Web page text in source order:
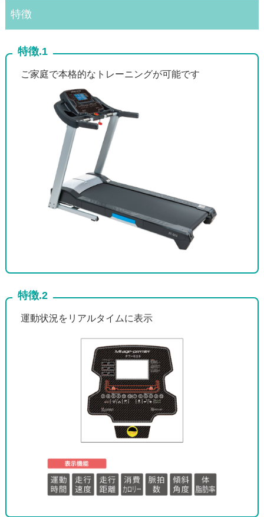
特徴
特徴.1
ご家庭で本格的なトレーニングが可能です
特徴.2
運動状況をリアルタイムに表示